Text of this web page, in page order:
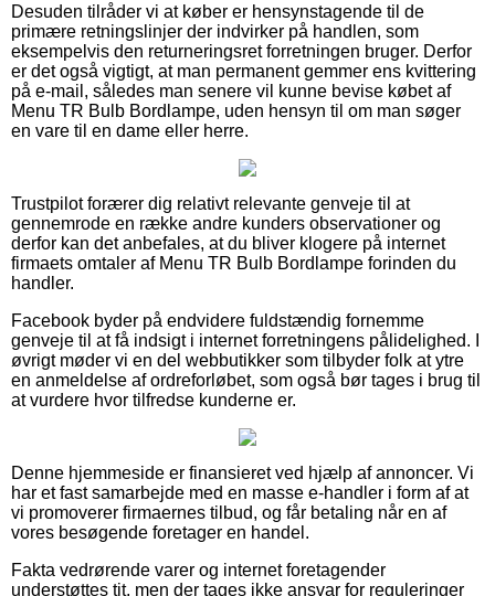
Desuden tilråder vi at køber er hensynstagende til de
primære retningslinjer der indvirker på handlen, som
eksempelvis den returneringsret forretningen bruger. Derfor
er det også vigtigt, at man permanent gemmer ens kvittering
på e-mail, således man senere vil kunne bevise købet af
Menu TR Bulb Bordlampe, uden hensyn til om man søger
en vare til en dame eller herre.
Trustpilot forærer dig relativt relevante genveje til at
gennemrode en række andre kunders observationer og
derfor kan det anbefales, at du bliver klogere på internet
firmaets omtaler af Menu TR Bulb Bordlampe forinden du
handler.
Facebook byder på endvidere fuldstændig fornemme
genveje til at få indsigt i internet forretningens pålidelighed. I
øvrigt møder vi en del webbutikker som tilbyder folk at ytre
en anmeldelse af ordreforløbet, som også bør tages i brug til
at vurdere hvor tilfredse kunderne er.
Denne hjemmeside er finansieret ved hjælp af annoncer. Vi
har et fast samarbejde med en masse e-handler i form af at
vi promoverer firmaernes tilbud, og får betaling når en af
vores besøgende foretager en handel.
Fakta vedrørende varer og internet foretagender
understøttes tit, men der tages ikke ansvar for reguleringer